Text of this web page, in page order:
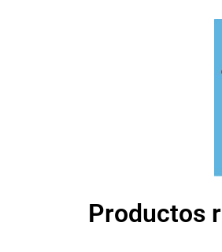
Productos